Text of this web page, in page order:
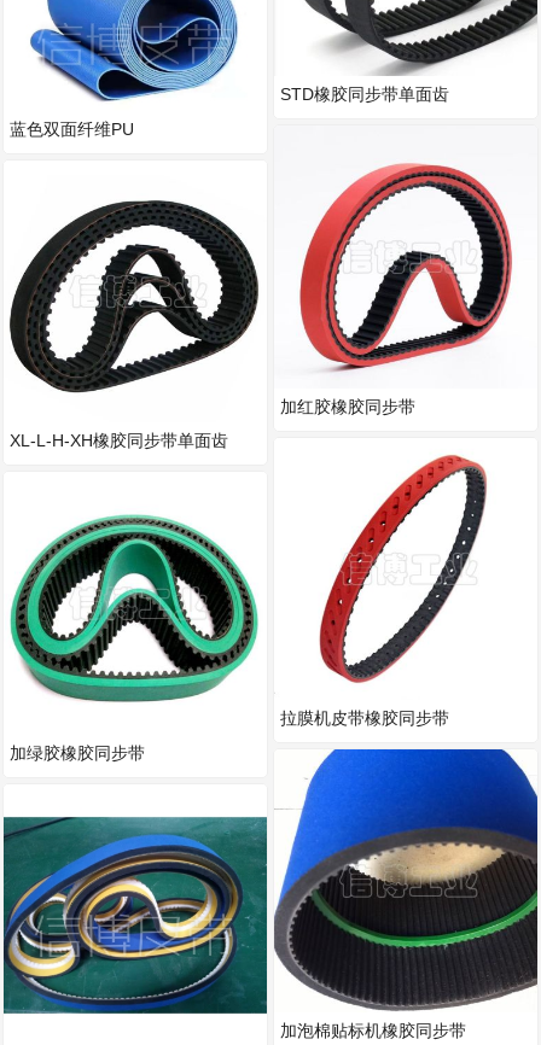
蓝色双面纤维PU
XL-L-H-XH橡胶同步带单面齿
加绿胶橡胶同步带
STD橡胶同步带单面齿
加红胶橡胶同步带
拉膜机皮带橡胶同步带
加泡棉贴标机橡胶同步带